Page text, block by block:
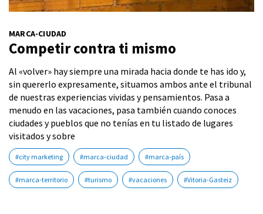
MARCA-CIUDAD
Competir contra ti mismo
Al «volver» hay siempre una mirada hacia donde te has ido y,
sin quererlo expresamente, situamos ambos ante el tribunal
de nuestras experiencias vividas y pensamientos. Pasa a
menudo en las vacaciones, pasa también cuando conoces
ciudades y pueblos que no tenías en tu listado de lugares
visitados y sobre
#city marketing #marca-ciudad #marca-país
#marca-territorio #turismo #vacaciones #Vitoria-Gasteiz